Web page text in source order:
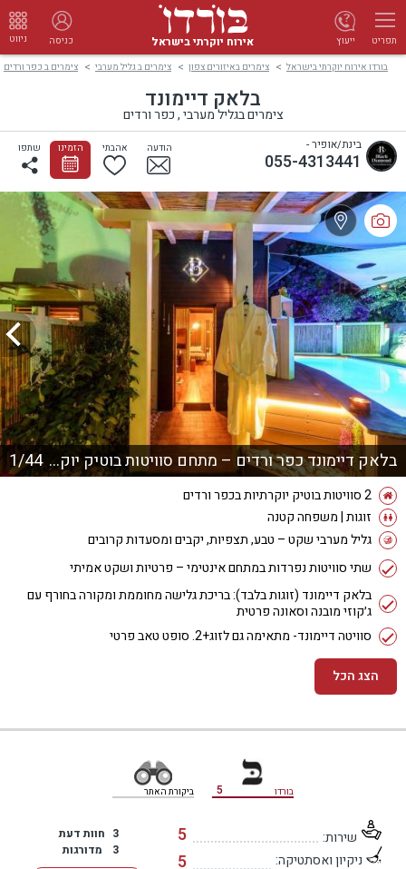
תפריט אירוח יוקרתי בישראל כניסה ניווט ייעוץ
בורדו אירוח יוקרתי בישראל צימרים באיזורים צפון צימרים ב גליל מערבי צימרים ב כפר ורדים
בלאק דיימונד
צימרים בגליל מערבי , כפר ורדים
שתפו הודעה אהבתי הזמינו
055-4313441
בינת/אופיר -
1/44 בלאק דיימונד כפר ורדים – מתחם סוויטות בוטיק יוקרתיות
2 סוויטות בוטיק יוקרתיות בכפר ורדים
זוגות | משפחה קטנה
גליל מערבי שקט – טבע, תצפיות, יקבים ומסעדות קרובים
שתי סוויטות נפרדות במתחם אינטימי – פרטיות ושקט אמיתי
בלאק דיימונד (זוגות בלבד): בריכת גלישה מחוממת ומקורה בחורף עם
ג׳קוזי מובנה וסאונה פרטית
סוויטה דיימונד- מתאימה גם לזוג+2. סופט טאב פרטי
הצג הכל
בורדו 5 ביקורת האתר
שירות: 5
ניקיון ואסתטיקה: 5
3 חוות דעת
3
מדורגות